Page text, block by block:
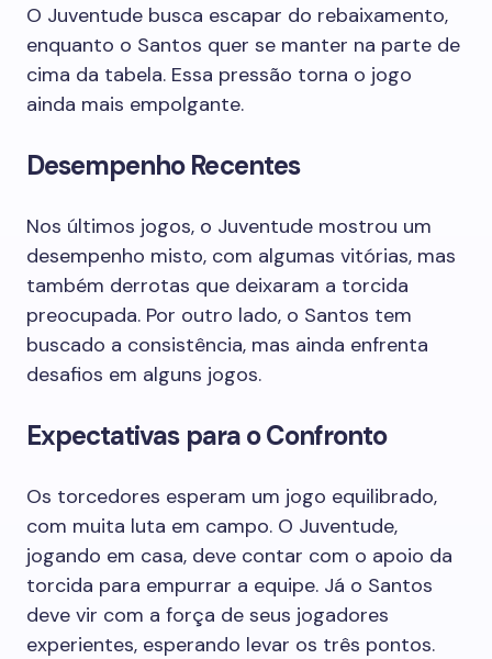
O Juventude busca escapar do rebaixamento,
enquanto o Santos quer se manter na parte de
cima da tabela. Essa pressão torna o jogo
ainda mais empolgante.
Desempenho Recentes
Nos últimos jogos, o Juventude mostrou um
desempenho misto, com algumas vitórias, mas
também derrotas que deixaram a torcida
preocupada. Por outro lado, o Santos tem
buscado a consistência, mas ainda enfrenta
desafios em alguns jogos.
Expectativas para o Confronto
Os torcedores esperam um jogo equilibrado,
com muita luta em campo. O Juventude,
jogando em casa, deve contar com o apoio da
torcida para empurrar a equipe. Já o Santos
deve vir com a força de seus jogadores
experientes, esperando levar os três pontos.